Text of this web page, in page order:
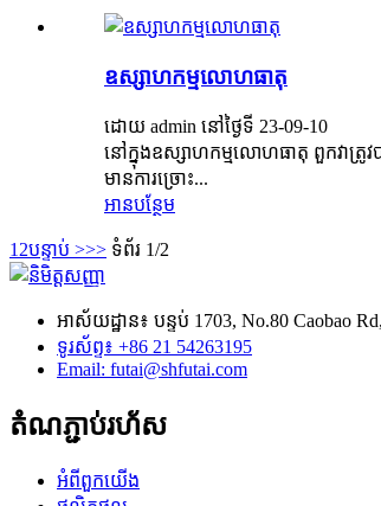
ឧស្សាហកម្មលោហធាតុ
ដោយ admin នៅថ្ងៃទី 23-09-10
នៅក្នុងឧស្សាហកម្មលោហធាតុ ពួកវាត្រូវប
មានការច្រោះ...
អាន​បន្ថែម
1 2បន្ទាប់ >>> ទំព័រ 1/2
អាស័យដ្ឋាន៖ បន្ទប់ 1703, No.80 Caobao
ទូរស័ព្ទ៖ +86 21 54263195
Email: futai@shfutai.com
តំណ​ភ្ជាប់​រហ័ស
អំពី​ពួក​យើង